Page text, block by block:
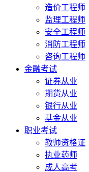
造价工程师
监理工程师
安全工程师
消防工程师
咨询工程师
金融考试
证券从业
期货从业
银行从业
基金从业
职业考试
教师资格证
执业药师
成人高考